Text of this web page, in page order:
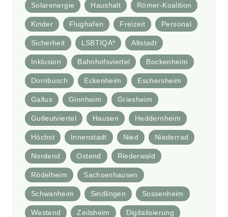
Solarenergie Haushalt Römer-Koalition
Kinder Flughafen Freizeit Personal
Sicherheit LSBTIQA* Altstadt
Inklusion Bahnhofsviertel Bockenheim
Dornbusch Eckenheim Eschersheim
Gallus Ginnheim Griesheim
Gutleutviertel Hausen Heddernheim
Höchst Innenstadt Nied Niederrad
Nordend Ostend Riederwald
Rödelheim Sachsenhausen
Schwanheim Sindlingen Sossenheim
Westend Zeilsheim Digitalisierung